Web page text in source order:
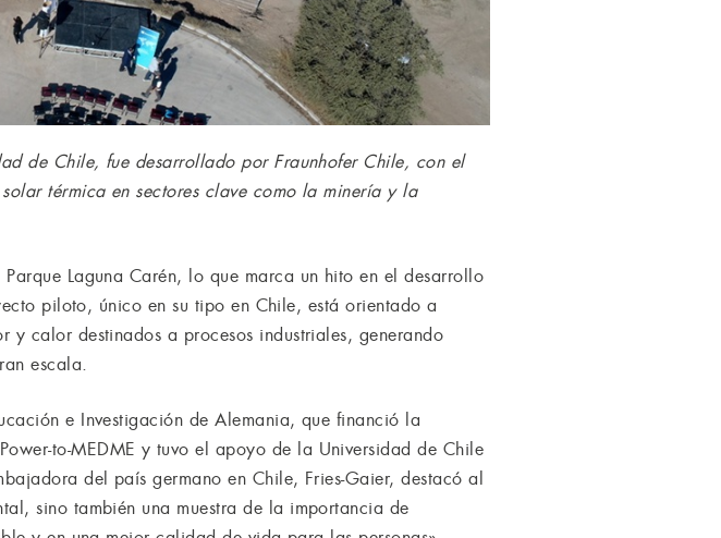
de Chile, fue desarrollado por Fraunhofer Chile, con el
térmica en sectores clave como la minería y la
Laguna Carén, lo que marca un hito en el desarrollo
piloto, único en su tipo en Chile, está orientado a
calor destinados a procesos industriales, generando
escala.
e Investigación de Alemania, que financió la
to-MEDME y tuvo el apoyo de la Universidad de Chile
del país germano en Chile, Fries-Gaier, destacó al
sino también una muestra de la importancia de